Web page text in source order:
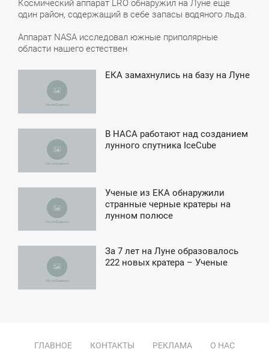
Космический аппарат LRO обнаружил на Луне еще
один район, содержащий в себе запасы водяного льда.
Аппарат NASA исследовал южные приполярные
области нашего естествен
ЕКА замахнулись на базу на Луне
В НАСА работают над созданием
лунного спутника IceCube
Ученые из ЕКА обнаружили
странные черные кратеры на
лунном полюсе
За 7 лет на Луне образовалось
222 новых кратера – Ученые
ГЛАВНОЕ КОНТАКТЫ РЕКЛАМА О НАС